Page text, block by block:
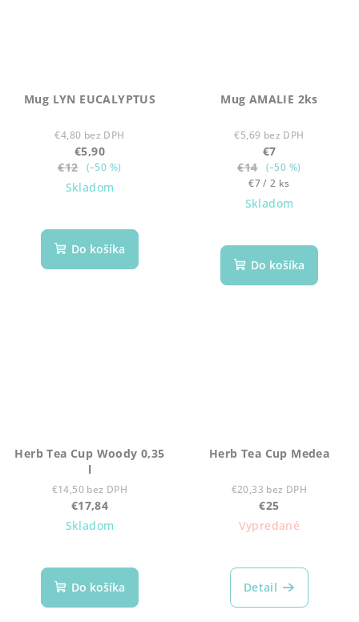
Mug LYN EUCALYPTUS
€4,80 bez DPH
€5,90
€12
(–50 %)
Skladom
Do košíka
Mug AMALIE 2ks
€5,69 bez DPH
€7
€14
(–50 %)
Jednotková
cena:
€7 / 2 ks
Skladom
Do košíka
Herb Tea Cup Woody 0,35
l
€14,50 bez DPH
€17,84
Skladom
Do košíka
Herb Tea Cup Medea
€20,33 bez DPH
€25
Vypredané
Detail